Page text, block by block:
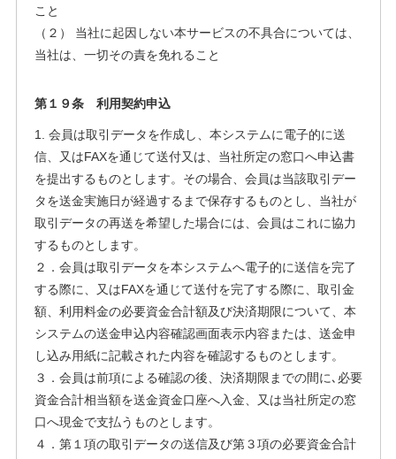
こと
（２） 当社に起因しない本サービスの不具合については、
当社は、一切その責を免れること
第１９条 利用契約申込
1. 会員は取引データを作成し、本システムに電子的に送
信、又はFAXを通じて送付又は、当社所定の窓口へ申込書
を提出するものとします。その場合、会員は当該取引デー
タを送金実施日が経過するまで保存するものとし、当社が
取引データの再送を希望した場合には、会員はこれに協力
するものとします。
２．会員は取引データを本システムへ電子的に送信を完了
する際に、又はFAXを通じて送付を完了する際に、取引金
額、利用料金の必要資金合計額及び決済期限について、本
システムの送金申込内容確認画面表示内容または、送金申
し込み用紙に記載された内容を確認するものとします。
３．会員は前項による確認の後、決済期限までの間に､必要
資金合計相当額を送金資金口座へ入金、又は当社所定の窓
口へ現金で支払うものとします。
４．第１項の取引データの送信及び第３項の必要資金合計